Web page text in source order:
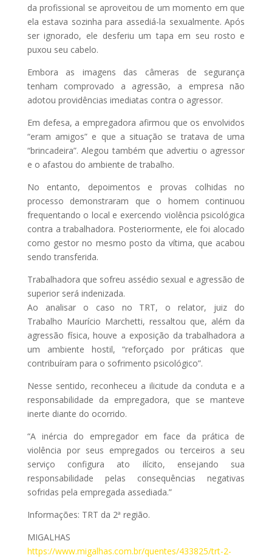
da profissional se aproveitou de um momento em que
ela estava sozinha para assediá-la sexualmente. Após
ser ignorado, ele desferiu um tapa em seu rosto e
puxou seu cabelo.
Embora as imagens das câmeras de segurança
tenham comprovado a agressão, a empresa não
adotou providências imediatas contra o agressor.
Em defesa, a empregadora afirmou que os envolvidos
“eram amigos” e que a situação se tratava de uma
“brincadeira”. Alegou também que advertiu o agressor
e o afastou do ambiente de trabalho.
No entanto, depoimentos e provas colhidas no
processo demonstraram que o homem continuou
frequentando o local e exercendo violência psicológica
contra a trabalhadora. Posteriormente, ele foi alocado
como gestor no mesmo posto da vítima, que acabou
sendo transferida.
Trabalhadora que sofreu assédio sexual e agressão de
superior será indenizada.
Ao analisar o caso no TRT, o relator, juiz do
Trabalho Maurício Marchetti, ressaltou que, além da
agressão física, houve a exposição da trabalhadora a
um ambiente hostil, “reforçado por práticas que
contribuíram para o sofrimento psicológico”.
Nesse sentido, reconheceu a ilicitude da conduta e a
responsabilidade da empregadora, que se manteve
inerte diante do ocorrido.
“A inércia do empregador em face da prática de
violência por seus empregados ou terceiros a seu
serviço configura ato ilícito, ensejando sua
responsabilidade pelas consequências negativas
sofridas pela empregada assediada.”
Informações: TRT da 2ª região.
MIGALHAS
https://www.migalhas.com.br/quentes/433825/trt-2-